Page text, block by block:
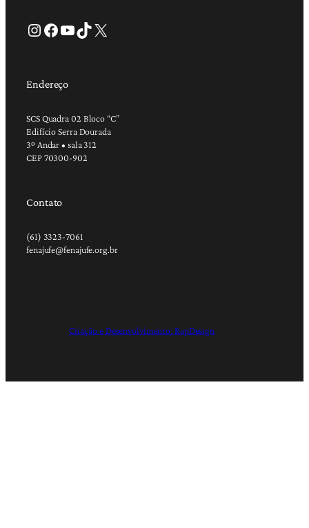
Instagram Facebook Youtube TikTok X
Endereço
SCS Quadra 02 Bloco “C”
Edifício Serra Dourada
3º Andar • sala 312
CEP 70300-902
Contato
(61) 3323-7061
fenajufe@fenajufe.org.br
Criação e Desenvolvimento: RapDesign